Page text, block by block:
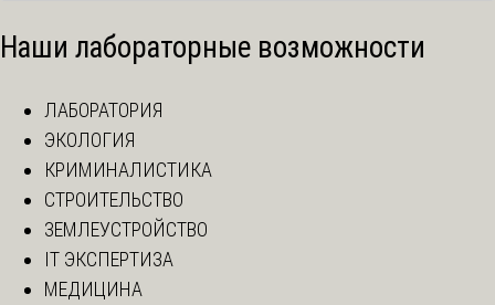
Наши лабораторные возможности
ЛАБОРАТОРИЯ
ЭКОЛОГИЯ
КРИМИНАЛИСТИКА
СТРОИТЕЛЬСТВО
ЗЕМЛЕУСТРОЙСТВО
IT ЭКСПЕРТИЗА
МЕДИЦИНА